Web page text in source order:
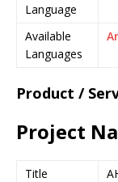
Language
Available
Languages
Product /
Project
Title